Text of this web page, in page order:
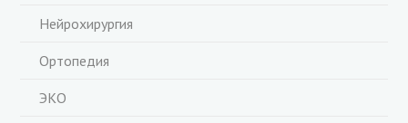
Нейрохирургия
Ортопедия
ЭКО